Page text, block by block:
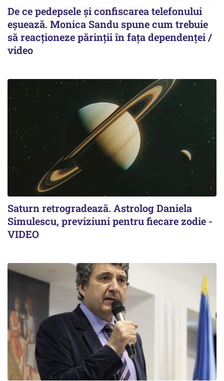
De ce pedepsele și confiscarea telefonului
eșuează. Monica Sandu spune cum trebuie
să reacționeze părinții în fața dependenței /
video
Saturn retrogradează. Astrolog Daniela
Simulescu, previziuni pentru fiecare zodie -
VIDEO